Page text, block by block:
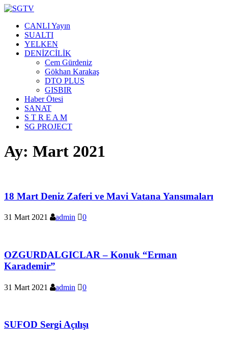
CANLI Yayın
SUALTI
YELKEN
DENİZCİLİK
Cem Gürdeniz
Gökhan Karakaş
DTO PLUS
GISBIR
Haber Ötesi
SANAT
S T R E A M
SG PROJECT
Ay: Mart 2021
18 Mart Deniz Zaferi ve Mavi Vatana Yansımaları
31 Mart 2021 admin 0
OZGURDALGICLAR – Konuk “Erman
Karademir”
31 Mart 2021 admin 0
SUFOD Sergi Açılışı